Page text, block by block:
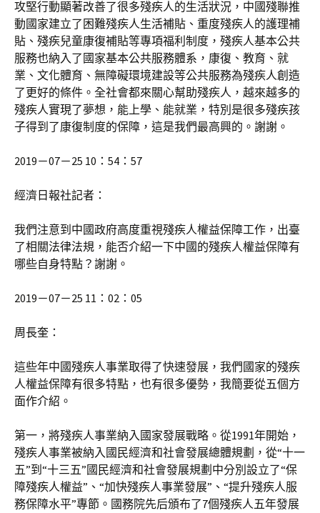
攻堅行動顯著改善了很多殘疾人的生活狀況，中國殘聯推
動國家建立了困難殘疾人生活補貼、重度殘疾人的護理補
貼、殘疾兒童康復補貼等專項福利制度，殘疾人基本公共
服務也納入了國家基本公共服務體系，康復、教育、就
業、文化體育、無障礙環境建設等公共服務為殘疾人創造
了更好的條件。全社會都來關心幫助殘疾人，越來越多的
殘疾人實現了夢想，能上學、能就業，特別是很多殘疾孩
子得到了康復制度的保障，這是我們最高興的。謝謝。
2019－07－25 10：54：57
經濟日報社記者：
我們注意到中國政府高度重視殘疾人權益保障工作，出臺
了相關法律法規，能否介紹一下中國的殘疾人權益保障有
哪些自身特點？謝謝。
2019－07－25 11：02：05
周長奎：
這些年中國殘疾人事業取得了快速發展，我們國家的殘疾
人權益保障有很多特點，也有很多優勢，我簡要從五個方
面作介紹。
第一，將殘疾人事業納入國家發展戰略。從1991年開始，
殘疾人事業被納入國民經濟和社會發展總體規劃，從“十一
五”到“十三五”國民經濟和社會發展規劃中分別設立了“保
障殘疾人權益”、“加快殘疾人事業發展”、“提升殘疾人服
務保障水平”專節。國務院先后頒布了7個殘疾人五年發展